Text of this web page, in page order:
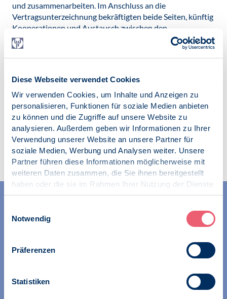
Diese Webseite verwendet Cookies
Wir verwenden Cookies, um Inhalte und Anzeigen zu
personalisieren, Funktionen für soziale Medien anbieten
zu können und die Zugriffe auf unsere Website zu
analysieren. Außerdem geben wir Informationen zu Ihrer
Verwendung unserer Website an unsere Partner für
soziale Medien, Werbung und Analysen weiter. Unsere
Partner führen diese Informationen möglicherweise mit
weiteren Daten zusammen, die Sie ihnen bereitgestellt
haben oder die sie im Rahmen Ihrer Nutzung der Dienste
gesammelt haben.
Notwendig
Präferenzen
Statistiken
und zusammenarbeiten. Im Anschluss an die
Vertragsunterzeichnung bekräftigten beide Seiten, künftig
Kooperationen und Austausch zwischen den
Organisationen in Deutschland und den USA zu
intensivieren.
16.08.2017
Zur Übersicht
professionellen Identität. Dies erreichen wir unter